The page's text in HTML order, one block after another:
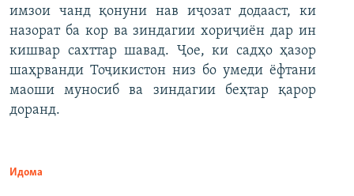
имзои чанд қонуни нав иҷозат додааст, ки
назорат ба кор ва зиндагии хориҷиён дар ин
кишвар сахттар шавад. Ҷое, ки садҳо ҳазор
шаҳрванди Тоҷикистон низ бо умеди ёфтани
маоши муносиб ва зиндагии беҳтар қарор
доранд.
Идома